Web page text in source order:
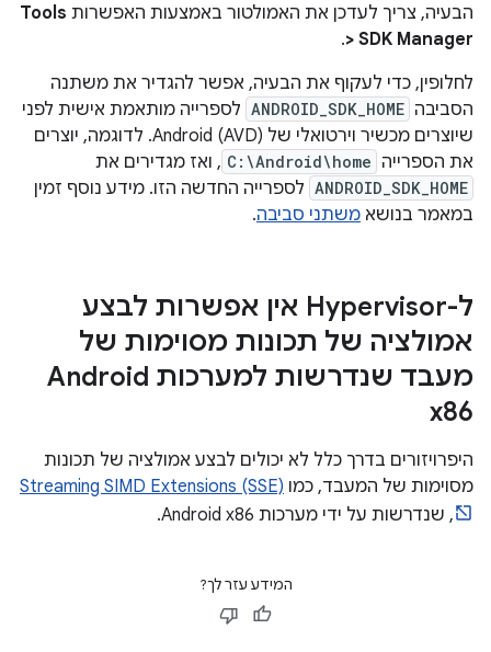
הבעיה, צריך לעדכן את האמולטור באמצעות האפשרות Tools
> SDK Manager
.
לחלופין, כדי לעקוף את הבעיה, אפשר להגדיר את משתנה
הסביבה ANDROID_SDK_HOME לספרייה מותאמת אישית לפני
שיוצרים מכשיר וירטואלי של Android (AVD). לדוגמה, יוצרים
את הספרייה C:\Android\home , ואז מגדירים את
ANDROID_SDK_HOME לספרייה החדשה הזו. מידע נוסף זמין
במאמר בנושא משתני סביבה.
ל-Hypervisor אין אפשרות לבצע
אמולציה של תכונות מסוימות של
מעבד שנדרשות למערכות Android
x86
היפרויזורים בדרך כלל לא יכולים לבצע אמולציה של תכונות
מסוימות של המעבד, כמו Streaming SIMD Extensions (SSE)
, שנדרשות על ידי מערכות Android x86.
המידע עזר לך?